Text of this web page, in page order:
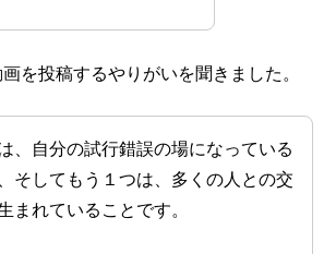
を投稿するやりがいを聞きました。
、自分の試行錯誤の場になっている
そしてもう１つは、多くの人との交
まれていることです。